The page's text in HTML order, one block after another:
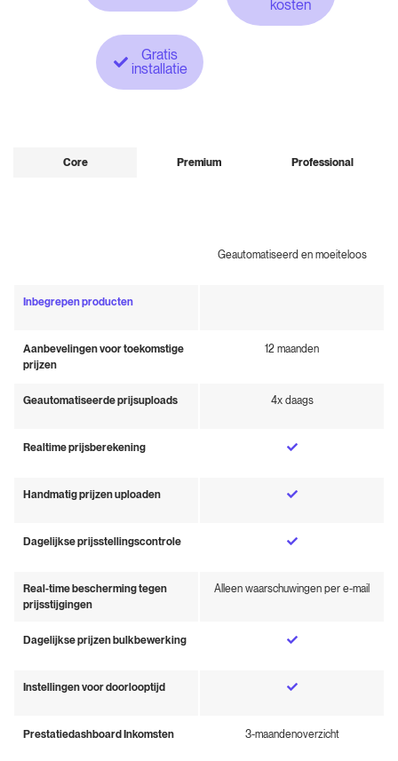
kosten
Gratis
installatie
Core Premium Professional
Geautomatiseerd en moeiteloos
Inbegrepen producten
Aanbevelingen voor toekomstige
prijzen
12 maanden
Geautomatiseerde prijsuploads 4x daags
Realtime prijsberekening
Handmatig prijzen uploaden
Dagelijkse prijsstellingscontrole
Real-time bescherming tegen
prijsstijgingen
Alleen waarschuwingen per e-mail
Dagelijkse prijzen bulkbewerking
Instellingen voor doorlooptijd
Prestatiedashboard Inkomsten 3-maandenoverzicht